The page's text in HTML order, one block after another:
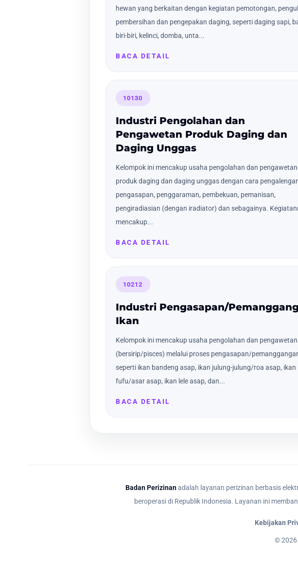
hewan yang berkaitan dengan kegiatan pemotongan,
pembersihan dan pengepakan daging, seperti daging sapi,
biri-biri, kelinci, domba, unta...
BACA DETAIL
10130
Industri Pengolahan dan
Pengawetan Produk Daging dan
Daging Unggas
Kelompok ini mencakup usaha pengolahan dan pengawetan
produk daging dan daging unggas dengan cara
pengasapan, penggaraman, pembekuan, pemanisan,
pengiradiasian (dengan iradiator) dan sebagainya.
mencakup...
BACA DETAIL
10212
Industri Pengasapan/
Ikan
Kelompok ini mencakup usaha pengolahan dan
(bersirip/pisces) melalui proses pengasapan/
seperti ikan bandeng asap, ikan julung-julung/roa asap, ikan
fufu/asar asap, ikan lele asap, dan...
BACA DETAIL
Badan Perizinanadalah layanan perizinan berbasis
beroperasi di Republik Indonesia. Layanan ini
Kebijakan
©2026